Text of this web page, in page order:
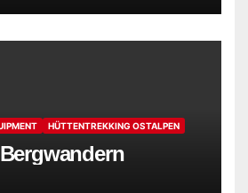
HÜTTENTREKKING OSTALPEN